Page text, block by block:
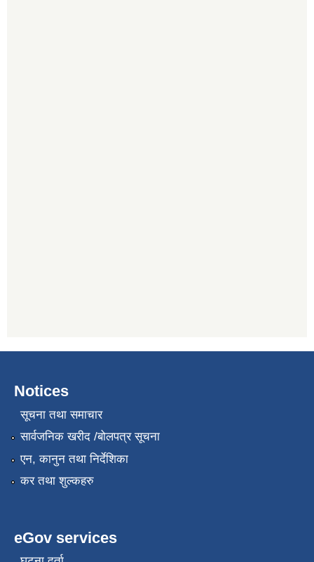
Notices
सूचना तथा समाचार
सार्वजनिक खरीद /बोलपत्र सूचना
एन, कानुन तथा निर्देशिका
कर तथा शुल्कहरु
eGov services